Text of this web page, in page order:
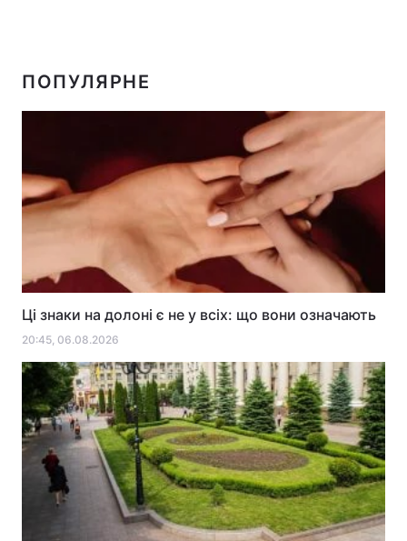
ПОПУЛЯРНЕ
Ці знаки на долоні є не у всіх: що вони означають
20:45, 06.08.2026